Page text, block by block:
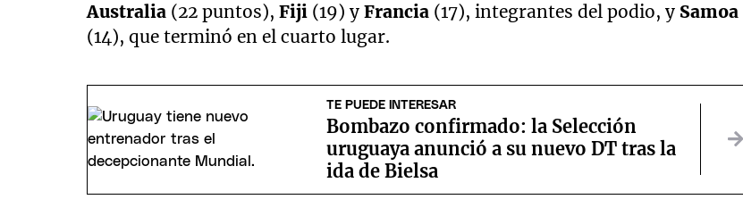
Australia (22 puntos),Fiji (19) yFrancia (17), integrantes del podio, y Samoa
(14), que terminó en el cuarto lugar.
TE PUEDE INTERESAR
Bombazo confirmado: la Selección
uruguaya anunció a su nuevo DT tras la
ida de Bielsa